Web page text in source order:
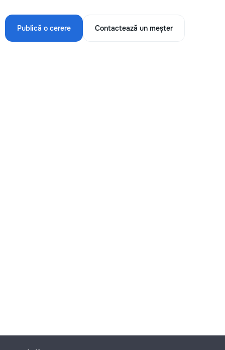
Publică o cerere Contactează un meșter